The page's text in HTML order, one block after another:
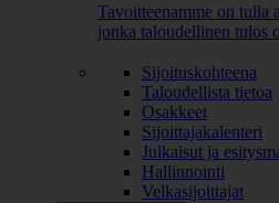
Tavoitteenamme on tulla
jonka taloudellinen tulos
Sijoituskohteena
Taloudellista tietoa
Osakkeet
Sijoittajakalenteri
Julkaisut ja
Hallinnointi
Velkasijoittajat